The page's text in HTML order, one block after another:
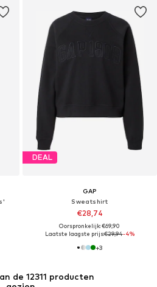
DEAL
GAP
Sweatshirt
€28,74
Oorspronkelijk: €69,90
Laatste laagste prijs:€29,94-4%
+3
de 12311 producten